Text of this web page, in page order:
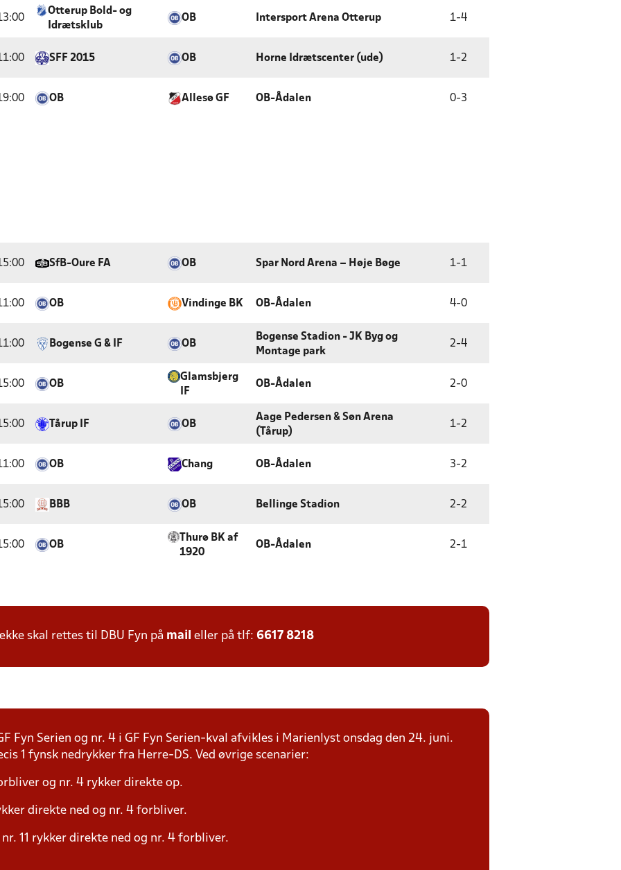
Otterup Bold- og
Idrætsklub
OB Intersport Arena Otterup 1-4
SFF 2015 OB Horne Idrætscenter (ude) 1-2
OB Allesø GF OB-Ådalen 0-3
SfB-Oure FA OB Spar Nord Arena – Høje Bøge 1-1
OB Vindinge BK OB-Ådalen 4-0
Bogense G & IF OB
Bogense Stadion - JK Byg og
Montage park
2-4
OB
Glamsbjerg
IF
OB-Ådalen 2-0
Tårup IF OB
Aage Pedersen & Søn Arena
(Tårup)
1-2
OB Chang OB-Ådalen 3-2
BBB OB Bellinge Stadion 2-2
OB
Thurø BK af
1920
OB-Ådalen 2-1
skal rettes til DBU Fyn på mail eller på tlf: 6617 8218
Fyn Serien og nr. 4 i GF Fyn Serien-kval afvikles i Marienlyst onsdag den 24. juni.
1 fynsk nedrykker fra Herre-DS. Ved øvrige scenarier:
og nr. 4 rykker direkte op.
direkte ned og nr. 4 forbliver.
11 rykker direkte ned og nr. 4 forbliver.